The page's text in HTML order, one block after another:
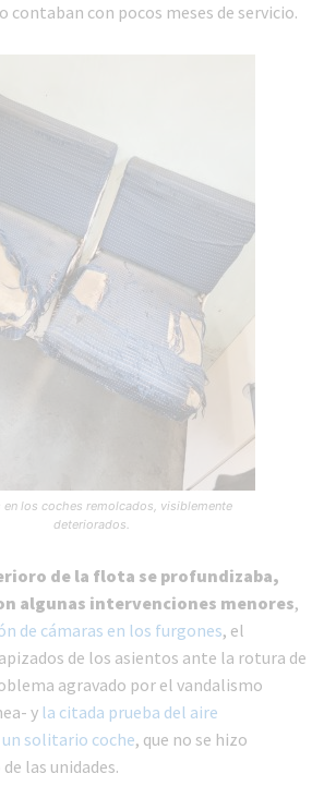
contaban con pocos meses de servicio.
en los coches remolcados, visiblemente
deteriorados.
de la flota se profundizaba,
algunas intervenciones menores,
de cámaras en los furgones, el
de los asientos ante la rotura de
agravado por el vandalismo
y la citada prueba del aire
solitario coche, que no se hizo
las unidades.